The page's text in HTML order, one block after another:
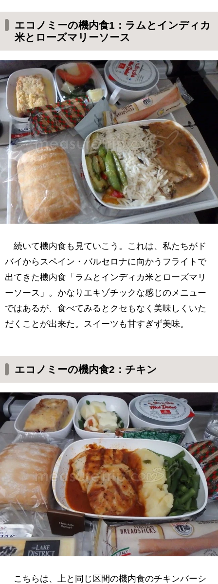
エコノミーの機内食1：ラムとインディカ
米とローズマリーソース
続いて機内食も見ていこう。これは、私たちがド
バイからスペイン・バルセロナに向かうフライトで
出てきた機内食「ラムとインディカ米とローズマリ
ーソース」。かなりエキゾチックな感じのメニュー
ではあるが、食べてみるとクセもなく美味しくいた
だくことが出来た。スイーツも甘すぎず美味。
エコノミーの機内食2：チキン
こちらは、上と同じ区間の機内食のチキンバーシ